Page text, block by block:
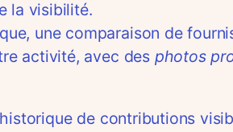
la visibilité.
une comparaison de
activité, avec des photos
de contributions